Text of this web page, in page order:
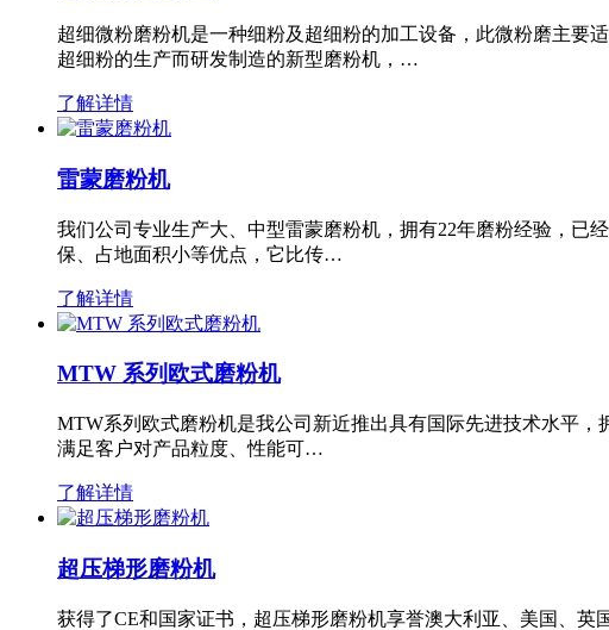
超细微粉磨粉机是一种细粉及超细粉的加工设备，此微粉磨主要
超细粉的生产而研发制造的新型磨粉机，…
了解详情
雷蒙磨粉机
我们公司专业生产大、中型雷蒙磨粉机，拥有22年磨粉经验，已
保、占地面积小等优点，它比传…
了解详情
MTW 系列欧式磨粉机
MTW系列欧式磨粉机是我公司新近推出具有国际先进技术水平
满足客户对产品粒度、性能可…
了解详情
超压梯形磨粉机
获得了CE和国家证书，超压梯形磨粉机享誉澳大利亚、美国、